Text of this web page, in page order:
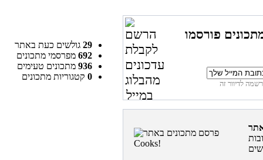
29 גולשים כעת באתר
692 מפרסמי מתכונים
936 מתכונים טעימים
0 קטגוריות מתכונים
פורסמו